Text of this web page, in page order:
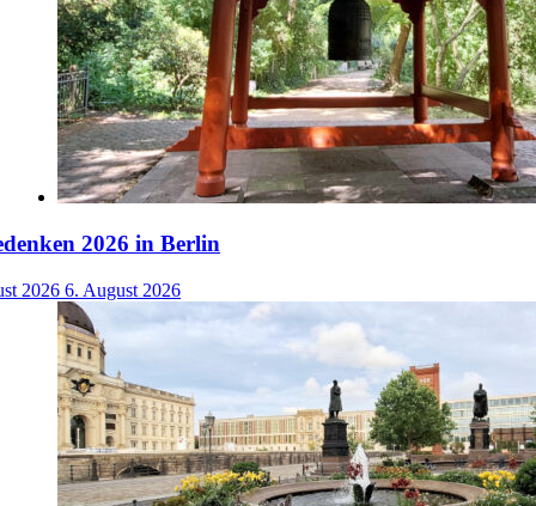
2026 in Berlin
2026 6. August 2026